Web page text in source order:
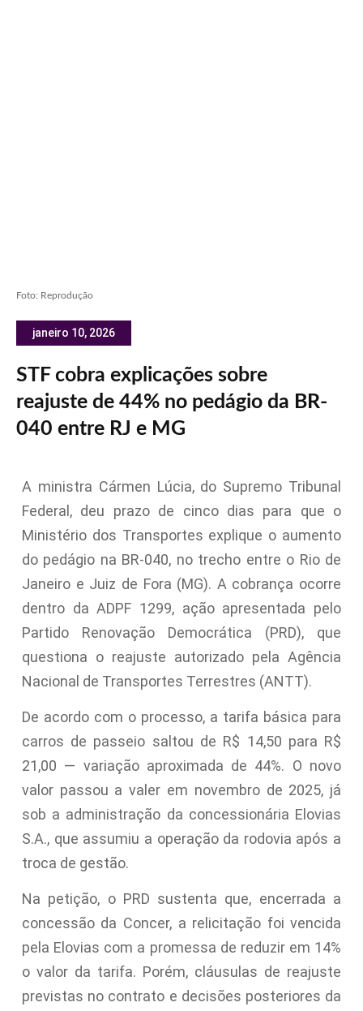
Foto: Reprodução
janeiro 10, 2026
STF cobra explicações sobre
reajuste de 44% no pedágio da BR-
040 entre RJ e MG
A ministra Cármen Lúcia, do Supremo Tribunal
Federal, deu prazo de cinco dias para que o
Ministério dos Transportes explique o aumento
do pedágio na BR-040, no trecho entre o Rio de
Janeiro e Juiz de Fora (MG). A cobrança ocorre
dentro da ADPF 1299, ação apresentada pelo
Partido Renovação Democrática (PRD), que
questiona o reajuste autorizado pela Agência
Nacional de Transportes Terrestres (ANTT).
De acordo com o processo, a tarifa básica para
carros de passeio saltou de R$ 14,50 para R$
21,00 — variação aproximada de 44%. O novo
valor passou a valer em novembro de 2025, já
sob a administração da concessionária Elovias
S.A., que assumiu a operação da rodovia após a
troca de gestão.
Na petição, o PRD sustenta que, encerrada a
concessão da Concer, a relicitação foi vencida
pela Elovias com a promessa de reduzir em 14%
o valor da tarifa. Porém, cláusulas de reajuste
previstas no contrato e decisões posteriores da